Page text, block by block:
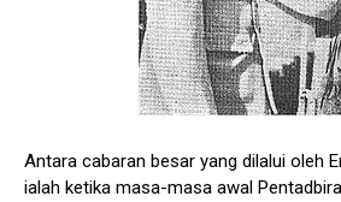
Antara cabaran besar yang dilalui oleh
ialah ketika masa-masa awal